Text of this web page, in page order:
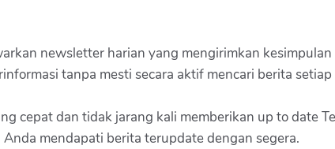
newsletter harian yang mengirimkan
tanpa mesti secara aktif mencari berita setiap
cepat dan tidak jarang kali memberikan up to date
mendapati berita terupdate dengan segera.